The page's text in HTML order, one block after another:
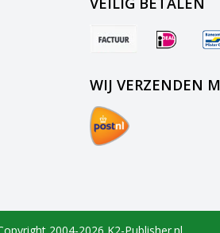
WIJ VERZENDEN